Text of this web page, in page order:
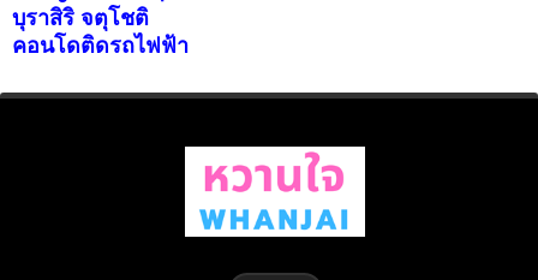
บุราสิริ จตุโชติ
คอนโดติดรถไฟฟ้า